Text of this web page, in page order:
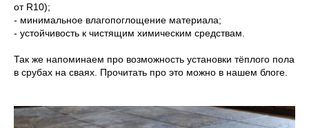
от R10);
- минимальное влагопоглощение материала;
- устойчивость к чистящим химическим средствам.
Так же напоминаем про возможность установки тёплого пола
в срубах на сваях. Прочитать про это можно в нашем блоге.